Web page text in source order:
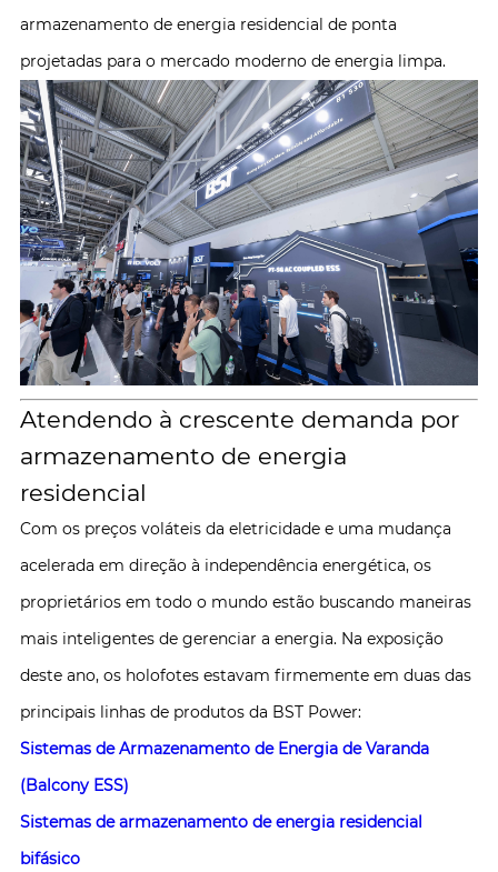
armazenamento de energia residencial de ponta
projetadas para o mercado moderno de energia limpa.
Atendendo à crescente demanda por
armazenamento de energia
residencial
Com os preços voláteis da eletricidade e uma mudança
acelerada em direção à independência energética, os
proprietários em todo o mundo estão buscando maneiras
mais inteligentes de gerenciar a energia. Na exposição
deste ano, os holofotes estavam firmemente em duas das
principais linhas de produtos da BST Power:
Sistemas de Armazenamento de Energia de Varanda
(Balcony ESS)
Sistemas de armazenamento de energia residencial
bifásico